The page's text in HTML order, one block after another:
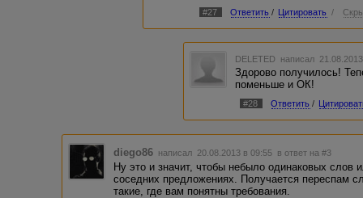
#27 Ответить / Цитировать /
DELETED написал
Здорово получилось!
поменьше и ОК!
#28 Ответить /
diego86 написал 20.08.2013 в 09:55 в ответ на #3
Ну это и значит, чтобы небыло одинаковых
соседних предложениях. Получается переспам
такие, где вам понятны требования.